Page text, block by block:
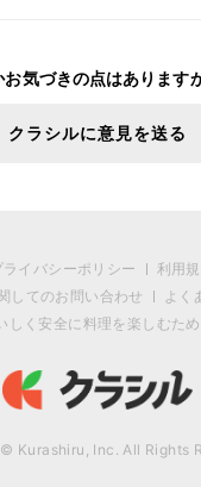
お気づきの点はあります
クラシルに意見を送る
ライバシーポリシー 利用
してのお問い合わせ
よく
しく安全に料理を楽しむた
Kurashiru, Inc. All Rights